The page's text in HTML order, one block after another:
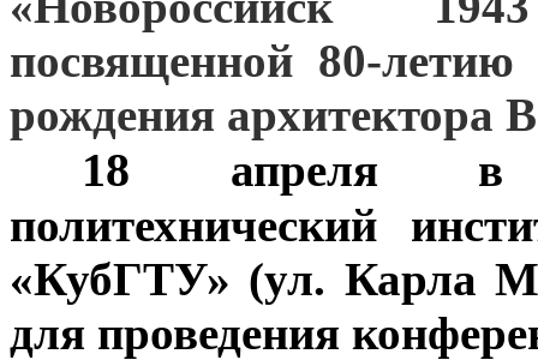
посвященной 80-
рождения архитектора
18 апреля в
политехнический
«КубГТУ» (ул. Карла
для проведения